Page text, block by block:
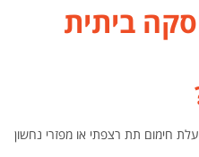
ביתית
חימום תת רצפתי או מפזרי נחשון